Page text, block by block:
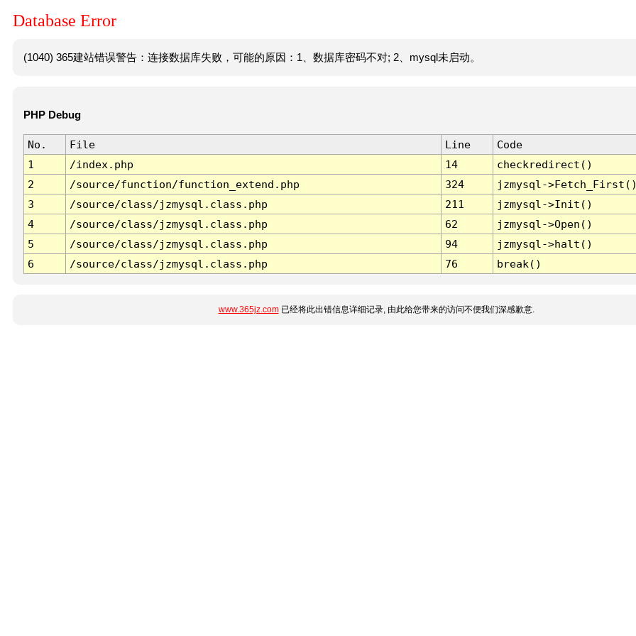
Database Error
(1040) 365建站错误警告：连接数据库失败，可能的原因：1、数据库密码不对; 2、mysql未启动。
PHP Debug
No. File Line
Code
1
/index.php 14
checkredirect()
2
/source/function/function_extend.php 324
jzmysql-
3
/source/class/jzmysql.class.php 211
jzmysql->Init()
4
/source/class/jzmysql.class.php 62
jzmysql->Open()
5
/source/class/jzmysql.class.php 94
jzmysql->halt()
6
/source/class/jzmysql.class.php 76 break()
www.365jz.com已经将此出错信息详细记录, 由此给您带来的访问不便我们深感歉意.